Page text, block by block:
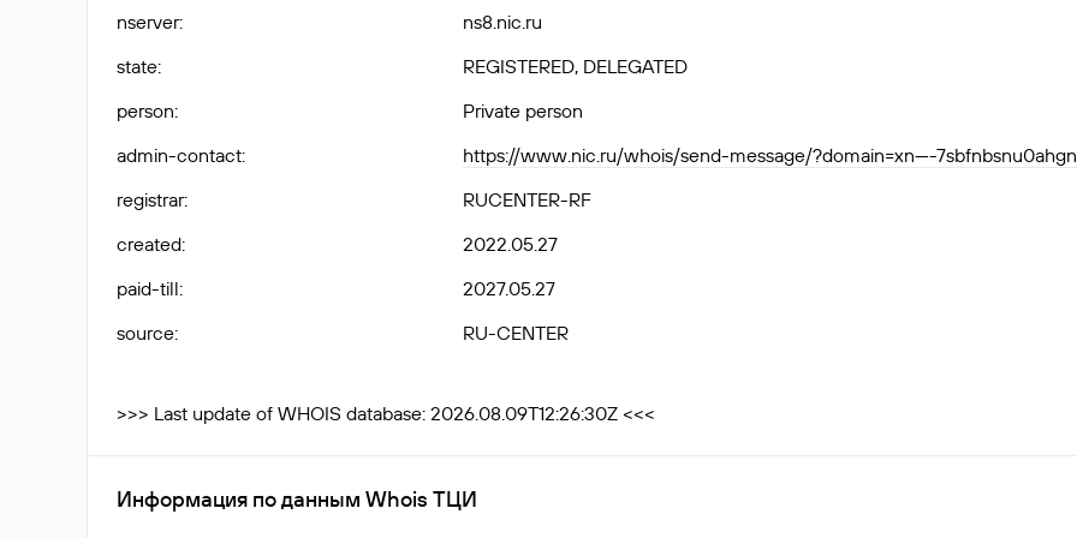
nserver:
ns8.nic.ru
state:
REGISTERED, DELEGATED
person:
Private person
admin-contact:
https://www.nic.ru/whois/send-message/?domain=xn----
registrar:
RUCENTER-RF
created:
2022.05.27
paid-till:
2027.05.27
source: RU-CENTER
>>> Last update of WHOIS database: 2026.08.09T12:26:30Z <<<
Информация по данным Whois ТЦИ